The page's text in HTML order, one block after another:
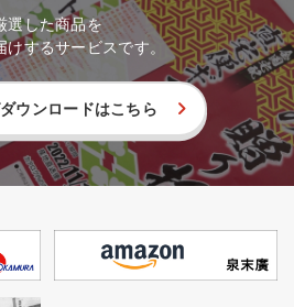
選した商品を
けするサービスです。
ウンロードはこちら